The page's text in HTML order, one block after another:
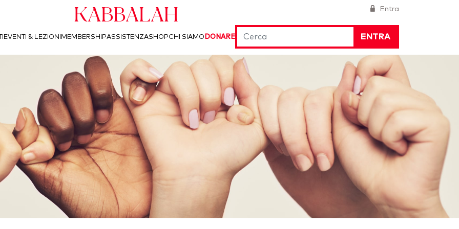
Entra
Kabbalah
ENTRA
EVENTI & LEZIONI MEMBERSHIPASSISTENZASHOPCHI SIAMO DONARE